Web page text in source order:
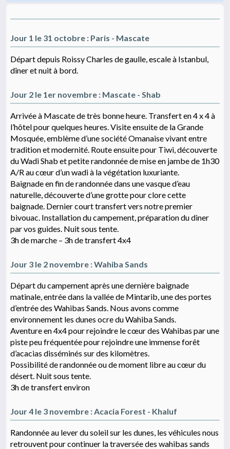
Jour 1 le 31 octobre : Paris - Mascate
Départ depuis Roissy Charles de gaulle, escale à Istanbul,
dîner et nuit à bord.
Jour 2 le 1er novembre : Mascate - Shab
Arrivée à Mascate de très bonne heure. Transfert en 4 x 4 à
l’hôtel pour quelques heures. Visite ensuite de la Grande
Mosquée, emblème d’une société Omanaise vivant entre
tradition et modernité. Route ensuite pour Tiwi, découverte
du Wadi Shab et petite randonnée de mise en jambe de 1h30
A/R au cœur d’un wadi à la végétation luxuriante.
Baignade en fin de randonnée dans une vasque d’eau
naturelle, découverte d’une grotte pour clore cette
baignade. Dernier court transfert vers notre premier
bivouac. Installation du campement, préparation du diner
par vos guides. Nuit sous tente.
3h de marche – 3h de transfert 4x4
Jour 3 le 2 novembre : Wahiba Sands
Départ du campement après une dernière baignade
matinale, entrée dans la vallée de Mintarib, une des portes
d’entrée des Wahibas Sands. Nous avons comme
environnement les dunes ocre du Wahiba Sands.
Aventure en 4x4 pour rejoindre le cœur des Wahibas par une
piste peu fréquentée pour rejoindre une immense forêt
d’acacias disséminés sur des kilomètres.
Possibilité de randonnée ou de moment libre au cœur du
désert. Nuit sous tente.
3h de transfert environ
Jour 4 le 3 novembre : Acacia Forest - Khaluf
Randonnée au lever du soleil sur les dunes, les véhicules nous
retrouvent pour continuer la traversée des wahibas sands